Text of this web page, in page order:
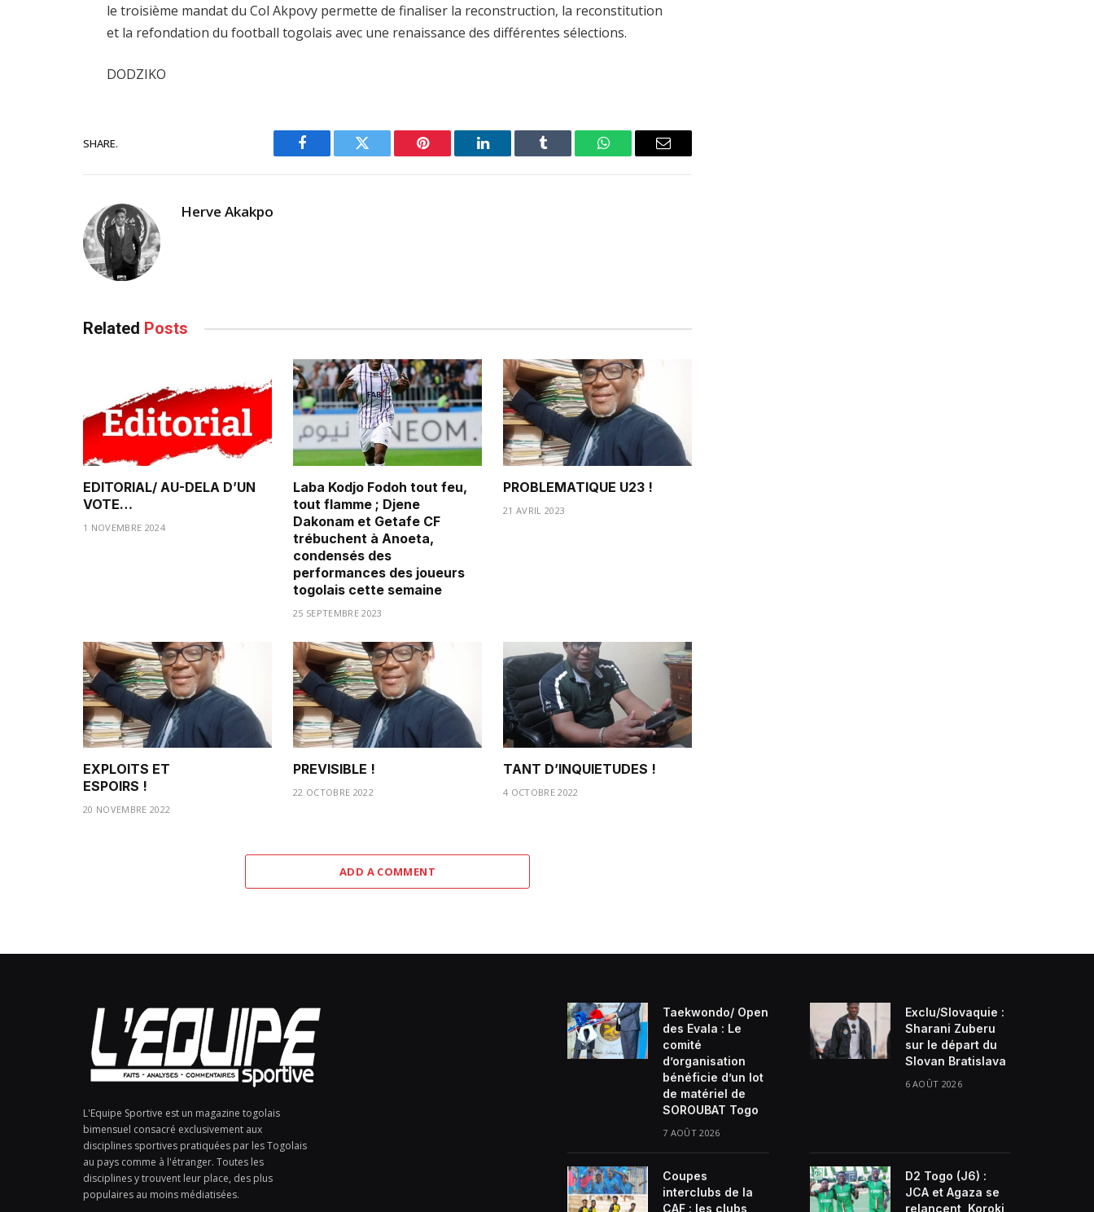
le troisième mandat du Col Akpovy permette de finaliser la reconstruction, la reconstitution
et la refondation du football togolais avec une renaissance des différentes sélections.
DODZIKO
SHARE.
Facebook Twitter Pinterest LinkedIn Tumblr WhatsAppEmail
Herve Akakpo
Related Posts
EDITORIAL/ AU-DELA D’UN
VOTE…
1 NOVEMBRE 2024
Laba Kodjo Fodoh tout feu,
tout flamme ; Djene
Dakonam et Getafe CF
trébuchent à Anoeta,
condensés des
performances des joueurs
togolais cette semaine
25 SEPTEMBRE 2023
PROBLEMATIQUE U23 !
21 AVRIL 2023
EXPLOITS ET
ESPOIRS !
20 NOVEMBRE 2022
PREVISIBLE !
22 OCTOBRE 2022
TANT D’INQUIETUDES !
4 OCTOBRE 2022
ADD A COMMENT
L'Equipe Sportive est un magazine togolais
bimensuel consacré exclusivement aux
disciplines sportives pratiquées par les Togolais
au pays comme à l'étranger. Toutes les
disciplines y trouvent leur place, des plus
populaires au moins médiatisées.
Taekwondo/ Open
des Evala : Le
comité
d’organisation
bénéficie d’un lot
de matériel de
SOROUBAT Togo
7 AOÛT 2026
Exclu/Slovaquie :
Sharani Zuberu
sur le départ du
Slovan Bratislava
6 AOÛT 2026
Coupes
interclubs de la
CAF : les clubs
D2 Togo (J6) :
JCA et Agaza se
relancent, Koroki